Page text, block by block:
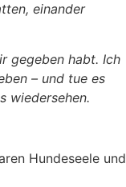
einander
gegeben habt. Ich
– und tue es
wiedersehen.
Hundeseele und